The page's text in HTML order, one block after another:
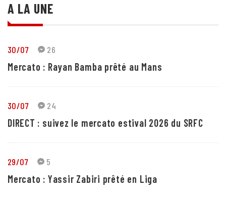
A LA UNE
30/07 26
Mercato : Rayan Bamba prêté au Mans
30/07 24
DIRECT : suivez le mercato estival 2026 du SRFC
29/07 5
Mercato : Yassir Zabiri prêté en Liga